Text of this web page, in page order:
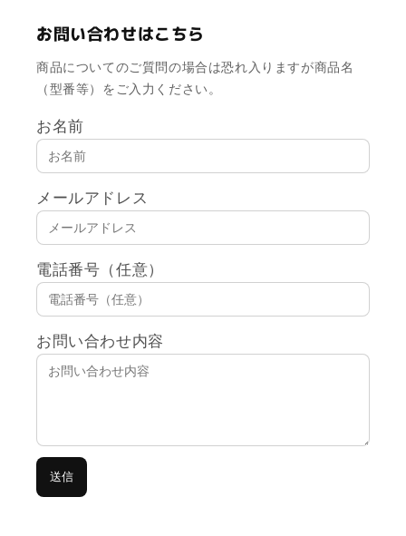
お問い合わせはこちら
商品についてのご質問の場合は恐れ入りますが商品名
（型番等）をご入力ください。
お名前
メールアドレス
電話番号（任意）
お問い合わせ内容
送信